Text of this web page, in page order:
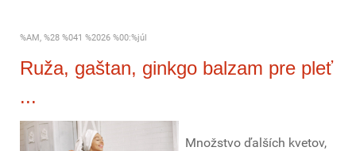
%AM, %28 %041 %2026 %00:%júl
Ruža, gaštan, ginkgo balzam pre pleť
...
Množstvo ďalších kvetov,